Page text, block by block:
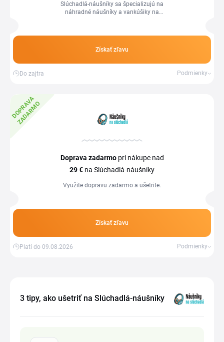
Slúchadlá-náušníky sa špecializujú na
náhradné náušníky a vankúšiky na
Slúchadlá...
Získať zľavu
Do zajtra Podmienky
D
O
P
R
A
V
A
Z
A
D
A
R
M
O
Doprava zadarmopri nákupe nad
29 € na Slúchadlá-náušníky
Využite dopravu zadarmo a ušetrite.
Získať zľavu
Platí do 09.08.2026 Podmienky
3 tipy, ako ušetriť na Slúchadlá-náušníky